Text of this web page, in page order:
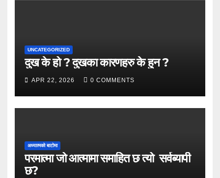
UNCATEGORIZED
दुख के हो ? दुखका कारणहरु के हुन ?
APR 22, 2026 0 COMMENTS
अध्यात्मको बाटोमा
परमात्मा जो आत्मामा समाहित छ त्यो सर्वब्यापी
छ?